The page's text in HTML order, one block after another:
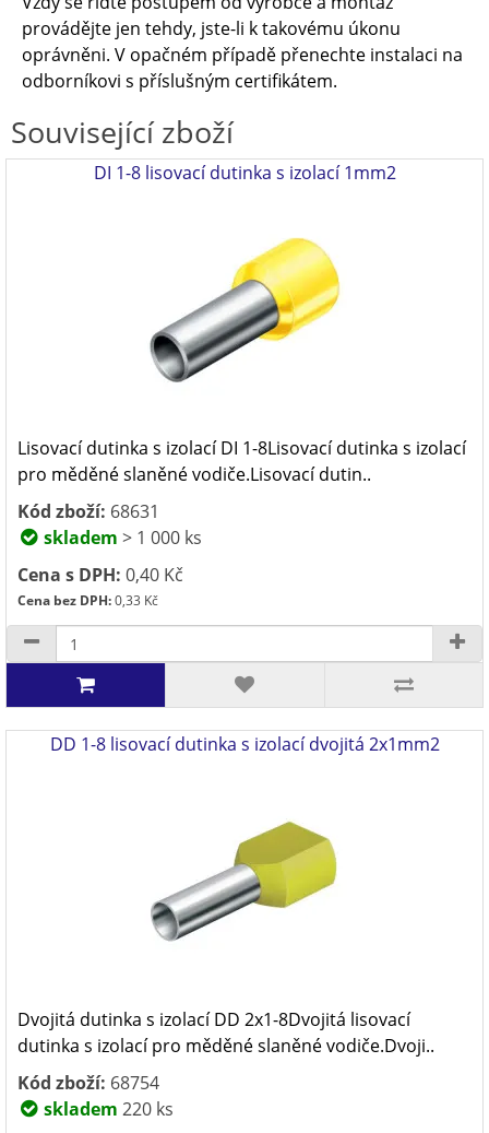
provádějte jen tehdy, jste-li k takovému úkonu
oprávněni. V opačném případě přenechte instalaci na
odborníkovi s příslušným certifikátem.
Související zboží
DI 1-8 lisovací dutinka s izolací 1mm2
Lisovací dutinka s izolací DI 1-8Lisovací dutinka s izolací
pro měděné slaněné vodiče.Lisovací dutin..
Kód zboží: 68631
skladem > 1 000 ks
Cena s DPH: 0,40 Kč
Cena bez DPH:0,33 Kč
DD 1-8 lisovací dutinka s izolací dvojitá 2x1mm2
Dvojitá dutinka s izolací DD 2x1-8Dvojitá lisovací
dutinka s izolací pro měděné slaněné vodiče.Dvoji..
Kód zboží: 68754
skladem 220 ks